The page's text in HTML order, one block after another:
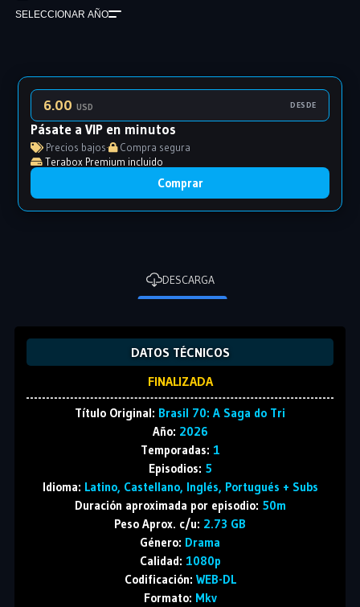
SELECCIONAR AÑO
6.00USD DESDE
Pásate a VIP en minutos
Precios bajos·
Compra segura
Terabox Premium incluido
Comprar
DESCARGA
DATOS TÉCNICOS
FINALIZADA
Título Original: Brasil 70: A Saga do Tri
Año: 2026
Temporadas: 1
Episodios: 5
Idioma: Latino, Castellano, Inglés, Portugués + Subs
Duración aproximada por episodio: 50m
Peso Aprox. c/u: 2.73 GB
Género: Drama
Calidad: 1080p
Codificación: WEB-DL
Formato: Mkv